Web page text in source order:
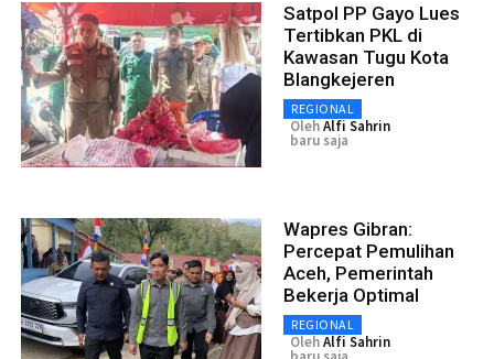
Satpol PP Gayo Lues
Tertibkan PKL di
Kawasan Tugu Kota
Blangkejeren
REGIONAL
OlehAlfi Sahrin
baru saja
Wapres Gibran:
Percepat Pemulihan
Aceh, Pemerintah
Bekerja Optimal
REGIONAL
OlehAlfi Sahrin